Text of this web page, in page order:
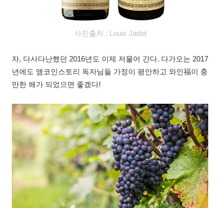
사진출처 : Louis Jadot
자, 다사다난했던 2016년도 이제 저물어 간다. 다가오는 2017
년에도 앰코인스토리 독자님들 가정이 평안하고 와인福이 충
만한 해가 되었으면 좋겠다!